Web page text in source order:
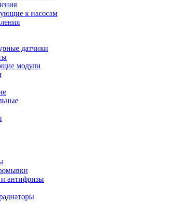
к насосам
датчики
модули
антифризы